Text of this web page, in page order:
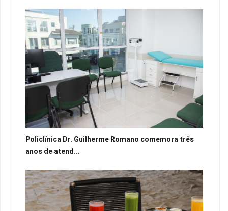
Policlínica Dr. Guilherme Romano comemora três
anos de atend...